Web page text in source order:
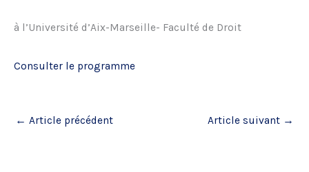
à l’Université d’Aix-Marseille- Faculté de Droit
Consulter le programme
← Article précédent Article suivant →